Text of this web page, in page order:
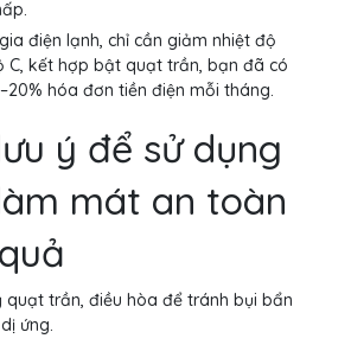
điện lạnh, chỉ cần giảm nhiệt độ
C, kết hợp bật quạt trần, bạn đã có
hóa đơn tiền điện mỗi tháng.
ý để sử dụng
mát an toàn
quạt trần, điều hòa để tránh bụi bẩn
ứng.